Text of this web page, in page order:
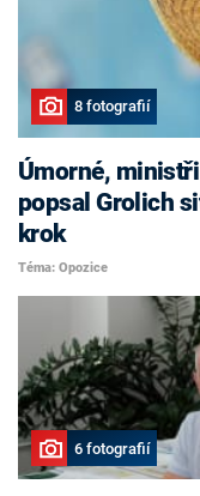
8 fotografií
Úmorné,
popsal Grolich
krok
Téma: Opozice
6 fotografií